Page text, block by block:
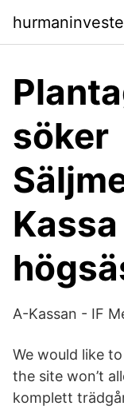
söker
A-Kassan - IF
We would like
the site won’t
komplett